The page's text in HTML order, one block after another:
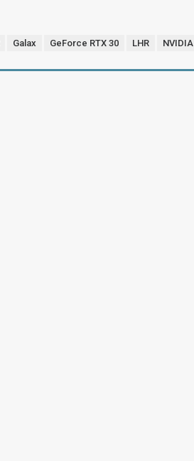
Galax GeForce RTX 30 LHR NVIDIA